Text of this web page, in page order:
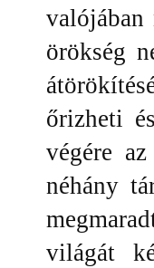
örökség
őrizheti
végére
néhány
világát